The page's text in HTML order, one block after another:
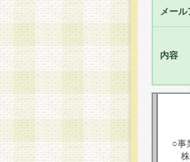
メール
内容
○事